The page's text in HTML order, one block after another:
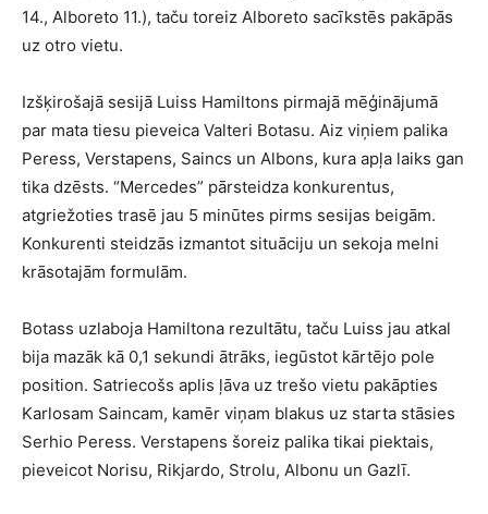
14., Alboreto 11.), taču toreiz Alboreto sacīkstēs pakāpās
uz otro vietu.
Izšķirošajā sesijā Luiss Hamiltons pirmajā mēģinājumā
par mata tiesu pieveica Valteri Botasu. Aiz viņiem palika
Peress, Verstapens, Saincs un Albons, kura apļa laiks gan
tika dzēsts. “Mercedes” pārsteidza konkurentus,
atgriežoties trasē jau 5 minūtes pirms sesijas beigām.
Konkurenti steidzās izmantot situāciju un sekoja melni
krāsotajām formulām.
Botass uzlaboja Hamiltona rezultātu, taču Luiss jau atkal
bija mazāk kā 0,1 sekundi ātrāks, iegūstot kārtējo pole
position. Satriecošs aplis ļāva uz trešo vietu pakāpties
Karlosam Saincam, kamēr viņam blakus uz starta stāsies
Serhio Peress. Verstapens šoreiz palika tikai piektais,
pieveicot Norisu, Rikjardo, Strolu, Albonu un Gazlī.